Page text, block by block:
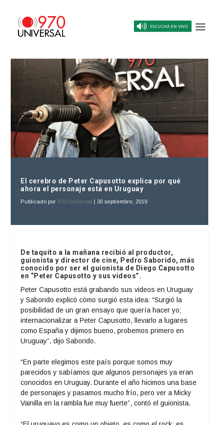
El cerebro de Peter Capusotto explica por qué
ahora el personaje está en Uruguay
Publicado por 970 Universal | 30 septiembre, 2019
De taquito a la mañana recibió al productor,
guionista y director de cine, Pedro Saborido, más
conocido por ser el guionista de Diego Capusotto
en “Peter Capusotto y sus videos”.
Peter Capusotto está grabando sus videos en Uruguay
y Saborido explicó cómo surgió esta idea: “Surgió la
posibilidad de un gran ensayo que quería hacer yo;
internacionalizar a Peter Capusotto, llevarlo a lugares
como España y dijimos bueno, probemos primero en
Uruguay”, dijo Saborido.
“En parte elegimos este país porque somos muy
parecidos y sabíamos que algunos personajes ya eran
conocidos en Uruguay. Durante el año hicimos una base
de personajes y pasamos mucho frío, pero ver a Micky
Vainilla en la rambla fue muy fuerte”, contó el guionista.